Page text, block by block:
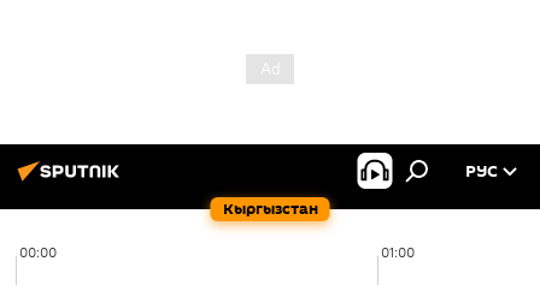
Кыргызстан
РУС
00:00 01:00